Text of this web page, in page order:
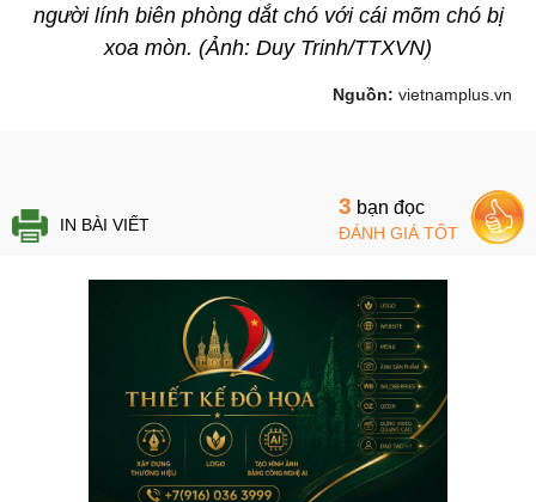
người lính biên phòng dắt chó với cái mõm chó bị
xoa mòn. (Ảnh: Duy Trinh/TTXVN)
Nguồn: vietnamplus.vn
IN BÀI VIẾT
3 bạn đọc
ĐÁNH GIÁ TỐT